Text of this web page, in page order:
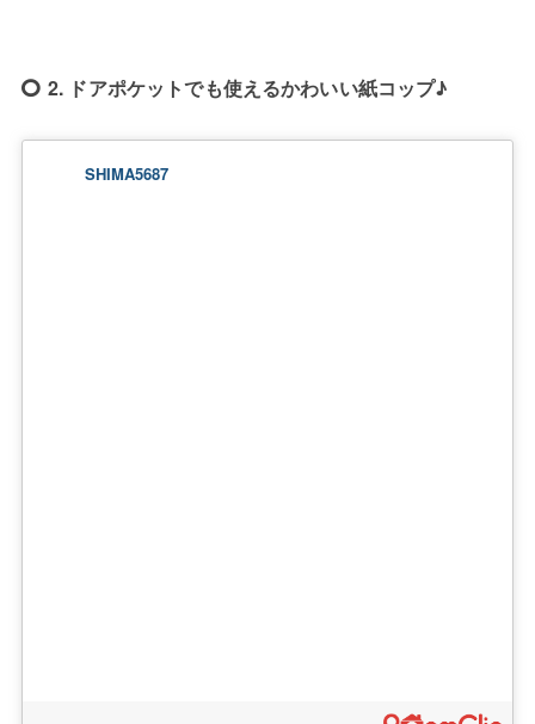
2. ドアポケットでも使えるかわいい紙コップ♪
SHIMA5687